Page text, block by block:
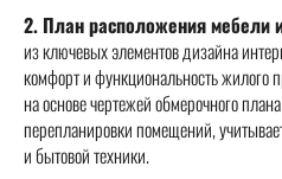
2. План расположения мебели
из ключевых элементов дизайна
комфорт и функциональность жилого
на основе чертежей обмерочного
перепланировки помещений,
и бытовой техники.